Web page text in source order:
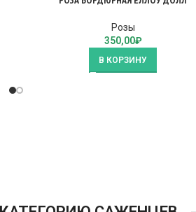
Розы
350,00₽
В КОРЗИНУ